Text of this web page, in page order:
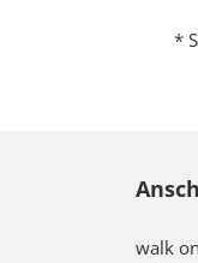
*
walk